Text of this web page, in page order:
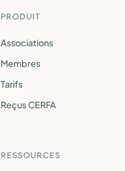
PRODUIT
Associations
Membres
Tarifs
Reçus CERFA
RESSOURCES